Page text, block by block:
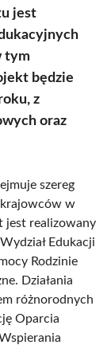
jest
tym
będzie
z
oraz
szereg
w
jest realizowany
Edukacji
Rodzinie
Działania
różnorodnych
Oparcia